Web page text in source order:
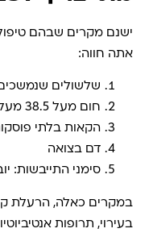
ישנם מקרים שבהם
אתה חווה:
שלשולים
חום מעל 38.5 מעלות
הקאות בלתי
דם בצואה
סימני התייבשות:
במקרים כאלה, הרעלת
בעירוי, תרופות